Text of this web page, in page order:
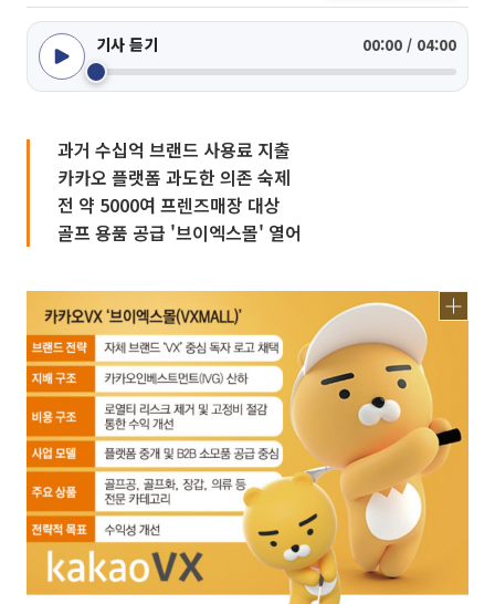
기사 듣기 00:00 / 04:00
과거 수십억 브랜드 사용료 지출
카카오 플랫폼 과도한 의존 숙제
전 약 5000여 프렌즈매장 대상
골프 용품 공급 '브이엑스몰' 열어